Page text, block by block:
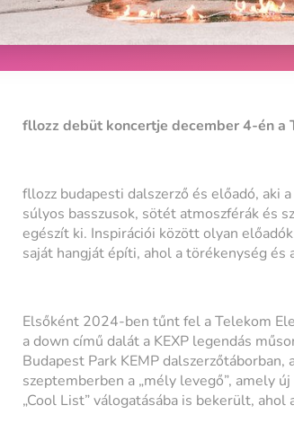
fllozz debüt koncertje december 4-én a
fllozz budapesti dalszerző és előadó, aki
súlyos basszusok, sötét atmoszférák és
egészít ki. Inspirációi között olyan
saját hangját építi, ahol a törékenység
Elsőként 2024-ben tűnt fel a Telekom
adown című dalát a KEXP legendás
Budapest Park KEMP
szeptemberben a „mély levegő”, amely
„Cool List” válogatásába is bekerült,